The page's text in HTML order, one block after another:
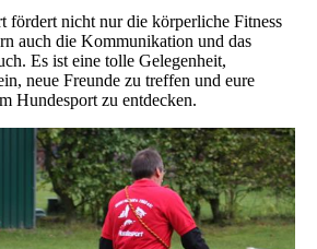
fördert nicht nur die körperliche Fitness
auch die Kommunikation und das
Es ist eine tolle Gelegenheit,
neue Freunde zu treffen und eure
Hundesport zu entdecken.